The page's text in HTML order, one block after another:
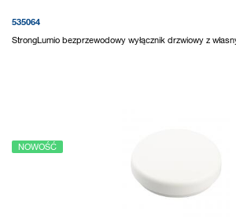
535064
StrongLumio bezprzewodowy wyłącznik drzwiowy z
NOWOŚĆ